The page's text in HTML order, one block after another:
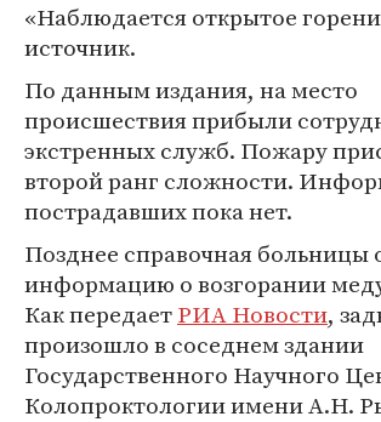
«Наблюдается открытое
источник.
По данным издания, на место
происшествия прибыли
экстренных служб. Пожару
второй ранг сложности.
пострадавших пока нет.
Позднее справочная больницы
информацию о возгорании
Как передаетРИА Новости,
произошло в соседнем здании
Государственного Научного
Колопроктологии имени А.Н.